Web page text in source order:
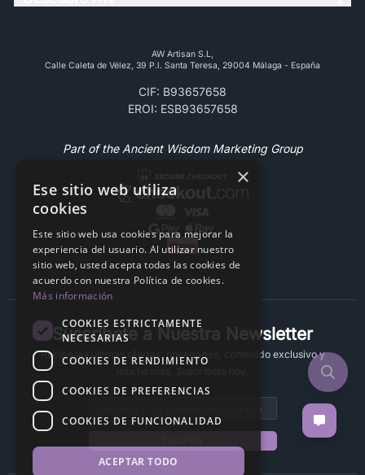
AW Artisan S.L,
Calle Caleta de Vélez, 39 P.l. Santa Teresa, 29004 Málaga - España
CIF: B93657658
EROI: ESB93657658
Part of the Ancient Wisdom Marketing Group
Suscríbete a Nuestra Newsletter
Recibe las últimas ofertas, novedades, contenido exclusivo y
×
Ese sitio web utiliza
cookies
Este sitio web usa cookies para mejorar la
experiencia del usuario. Al utilizar nuestro
sitio web, usted acepta todas las cookies de
acuerdo con nuestra Política de cookies.
Más información
COOKIES ESTRICTAMENTE
NECESARIAS
COOKIES DE RENDIMIENTO
COOKIES DE PREFERENCIAS
COOKIES DE FUNCIONALIDAD
ACEPTAR TODO